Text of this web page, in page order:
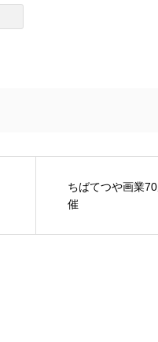
ちばてつや画業
催